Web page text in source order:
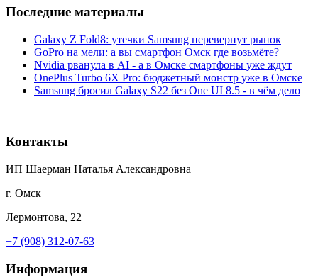
Последние материалы
Galaxy Z Fold8: утечки Samsung перевернут рынок
GoPro на мели: а вы смартфон Омск где возьмёте?
Nvidia рванула в AI - а в Омске смартфоны уже ждут
OnePlus Turbo 6X Pro: бюджетный монстр уже в Омске
Samsung бросил Galaxy S22 без One UI 8.5 - в чём дело
Контакты
ИП Шаерман Наталья Александровна
г. Омск
Лермонтова, 22
+7 (908) 312-07-63
Информация